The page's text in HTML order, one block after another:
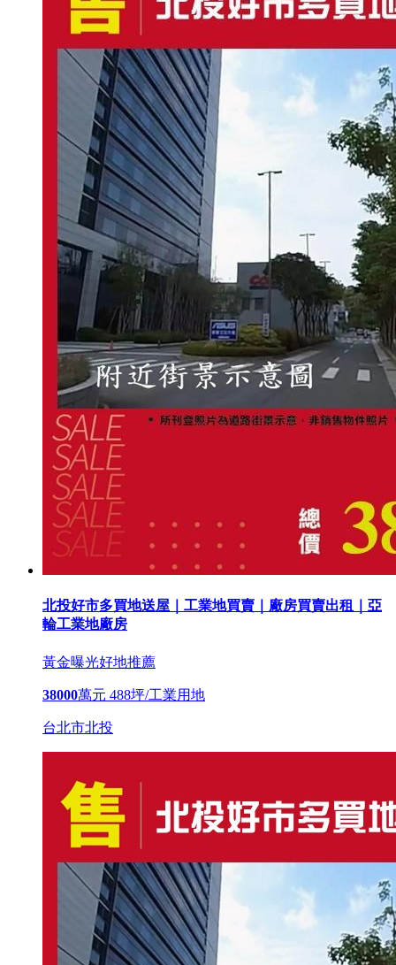
北投好市多買地送屋｜工業地買賣｜廠房買賣出租｜亞
輪工業地廠房
黃金曝光好地推薦
38000萬元 488坪/工業用地
台北市北投